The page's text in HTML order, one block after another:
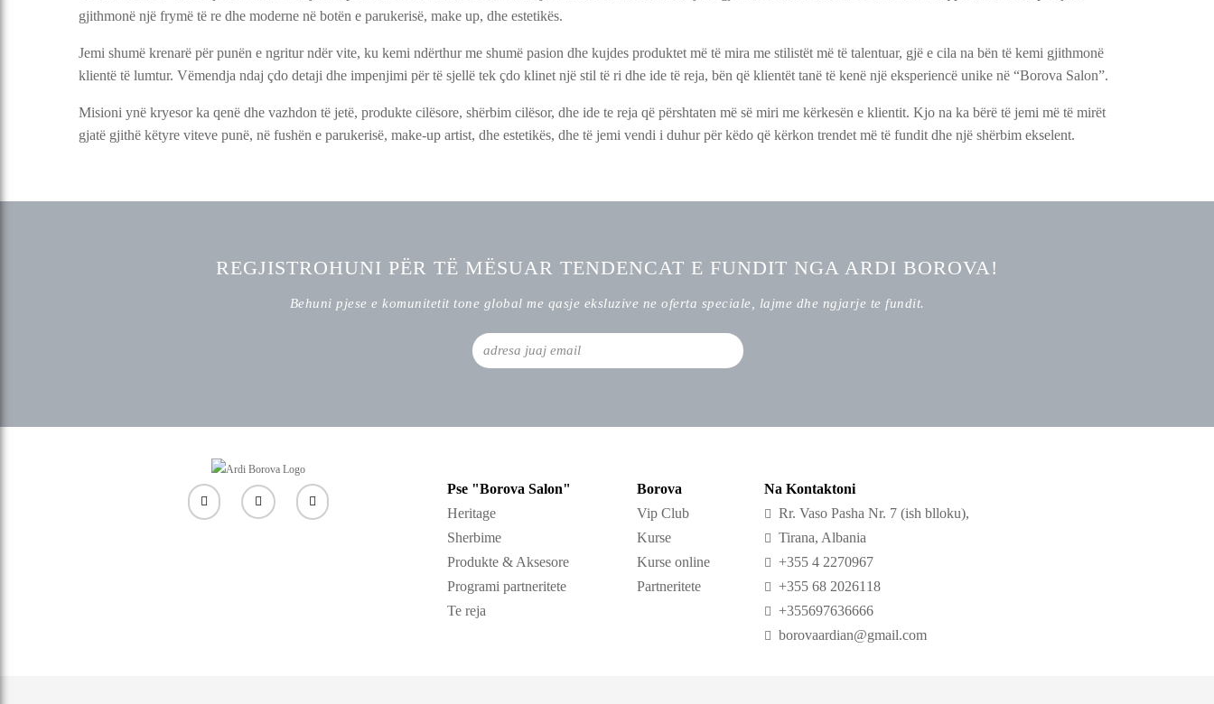
gjithmonë një frymë të re dhe moderne në botën e parukerisë, make up, dhe estetikës.
Jemi shumë krenarë për punën e ngritur ndër vite, ku kemi ndërthur me shumë pasion dhe kujdes produktet më të mira me stilistët më të talentuar, gjë e cila na bën të kemi gjithmonë
klientë të lumtur. Vëmendja ndaj çdo detaji dhe impenjimi për të sjellë tek çdo klinet një stil të ri dhe ide të reja, bën që klientët tanë të kenë një eksperiencë unike në “Borova Salon”.
Misioni ynë kryesor ka qenë dhe vazhdon të jetë, produkte cilësore, shërbim cilësor, dhe ide te reja që përshtaten më së miri me kërkesën e klientit. Kjo na ka bërë të jemi më të mirët
gjatë gjithë këtyre viteve punë, në fushën e parukerisë, make-up artist, dhe estetikës, dhe të jemi vendi i duhur për këdo që kërkon trendet më të fundit dhe një shërbim ekselent.
REGJISTROHUNI PËR TË MËSUAR TENDENCAT E FUNDIT NGA ARDI BOROVA!
Behuni pjese e komunitetit tone global me qasje eksluzive ne oferta speciale, lajme dhe ngjarje te fundit.
Pse "Borova Salon"
Heritage
Sherbime
Produkte & Aksesore
Programi partneritete
Te reja
Borova
Vip Club
Kurse
Kurse online
Partneritete
Na Kontaktoni
Rr. Vaso Pasha Nr. 7 (ish blloku),
Tirana, Albania
+355 4 2270967
+355 68 2026118
+355697636666
borovaardian@gmail.com